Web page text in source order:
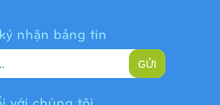
nhận bảng tin
GỬI